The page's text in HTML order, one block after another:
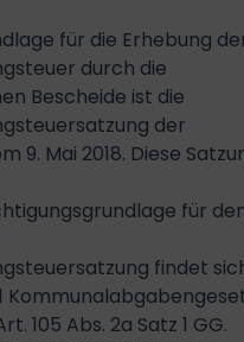
für die Erhebung
durch die
Bescheide ist die
der
9. Mai 2018. Diese
für
findet
105 Abs. 2a Satz 1 GG.